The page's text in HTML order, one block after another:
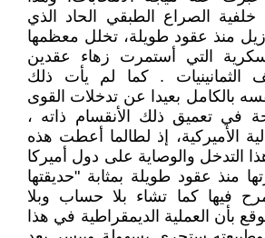
الصراع الطبقي الحاد الذي
منذ عقود طويلة، تخلل معظمها
التي أستمرت زهاء عقدين
. كما لم يأت ذلك
بالكامل بعيدا عن تدخلات القوى
في تعميق ذلك الأنقسام ذاته ،
الأميركية، إذ لطالما أعطت هذه
التدخل والوصاية على دول أميركا
منذ عقود طويلة بمثابة "حديقتها
فيها كما تشاء بلا حساب وبلا
بأن العملية الديمقراطية في هذا